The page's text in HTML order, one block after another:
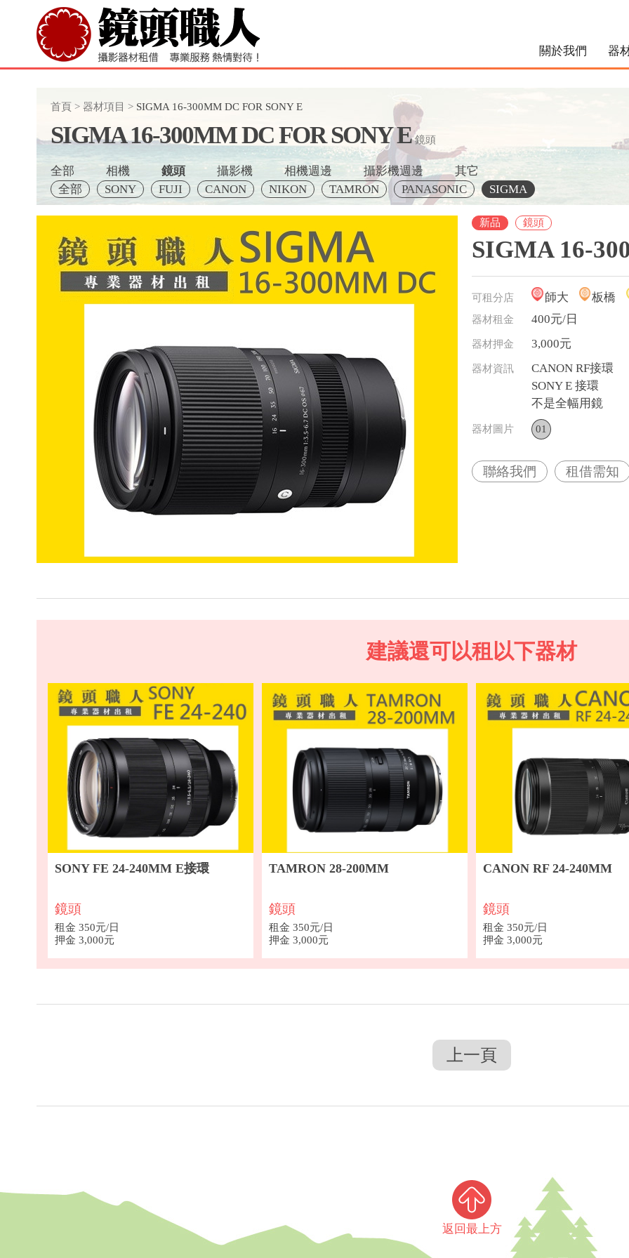
關於我們 器
首頁 > 器材項目 > SIGMA 16-300MM DC FOR SONY E
SIGMA 16-300MM DC FOR SONY E 鏡頭
全部 相機
鏡頭
全部
SONY FUJI CANON NIKON TAMRON PANASONIC SIGMA
攝影機 相機週邊 攝影機週邊 其它
新品 鏡頭
SIGMA 16-
可租分店 師大 板橋
器材租金 400元/日
器材押金 3,000元
器材資訊
CANON RF接環
SONY E 接環
不是全幅用鏡
器材圖片 01
聯絡我們 租借需知
建議還可以租以下器材
SONY FE 24-240MM E接環
鏡頭
租金 350元/日
押金 3,000元
TAMRON 28-200MM
鏡頭
租金 350元/日
押金 3,000元
CANON RF 24-240MM
鏡頭
租金 350元/日
押金 3,000元
上一頁
返回最上方